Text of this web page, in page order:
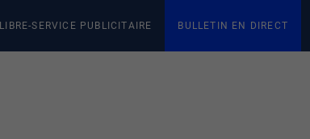
LIBRE-SERVICE PUBLICITAIRE BULLETIN EN DIRECT